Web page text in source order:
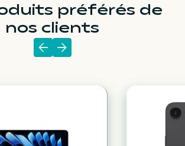
préférés de
nos clients